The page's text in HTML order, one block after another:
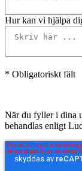
Hur kan vi hjälpa
* Obligatoriskt fält
När du fyller i dina
behandlas enligt